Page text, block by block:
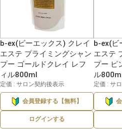
b-ex(ビーエックス) クレイ
エステ プライミングシャン
プー ゴールドクレイ レフ
ィル800ml
定価 : サロン契約後表示
会員登録する【無料】
ログインする
b-ex(ビ
エステ
プー ピ
ル
定価 : サ